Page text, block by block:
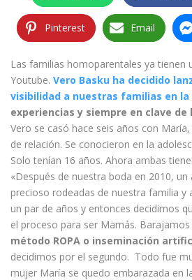
Pinterest Email
Las familias homoparentales ya tienen
Youtube. Vero Basku ha decidido
visibilidad a nuestras familias en la
experiencias y siempre en clave de
Vero se casó hace seis años con
de relación. Se conocieron en la
Solo tenían 16 años. Ahora ambas
«Después de nuestra boda en 2010,
precioso rodeadas de nuestra familia y
un par de años y entonces decidimos
el proceso para ser Mamás.
método ROPA o inseminación
decidimos por el segundo. Todo fue
mujer María se quedo embarazada en